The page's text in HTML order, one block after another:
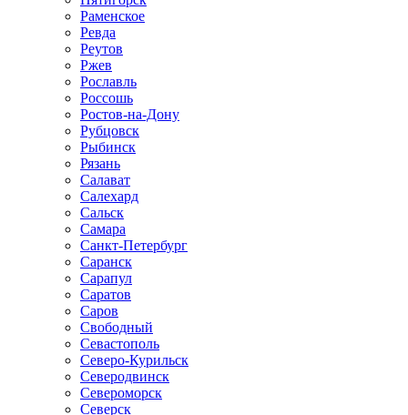
Раменское
Ревда
Реутов
Ржев
Рославль
Россошь
Ростов-на-Дону
Рубцовск
Рыбинск
Рязань
Салават
Салехард
Сальск
Самара
Санкт-Петербург
Саранск
Сарапул
Саратов
Саров
Свободный
Севастополь
Северо-Курильск
Северодвинск
Североморск
Северск